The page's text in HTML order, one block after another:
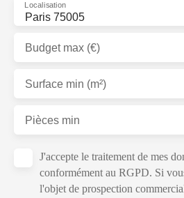
Paris 75005
Localisation
Budget max (€)
Surface min (m²)
Pièces min
J'accepte le traitement de mes
conformément au RGPD. Si
l'objet de prospection